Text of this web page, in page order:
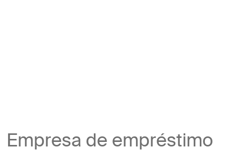
Empresa de empréstimo